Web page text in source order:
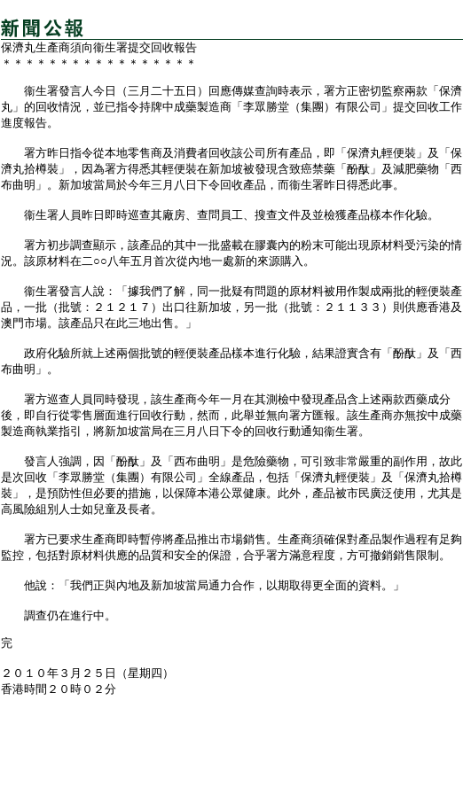
保濟丸生產商須向衞生署提交回收報告
＊＊＊＊＊＊＊＊＊＊＊＊＊＊＊＊＊
衞生署發言人今日（三月二十五日）回應傳媒查詢時表示，署方正密切監察兩款「保濟
丸」的回收情況，並已指令持牌中成藥製造商「李眾勝堂（集團）有限公司」提交回收工作
進度報告。
署方昨日指令從本地零售商及消費者回收該公司所有產品，即「保濟丸輕便裝」及「保
濟丸拾樽裝」，因為署方得悉其輕便裝在新加坡被發現含致癌禁藥「酚酞」及減肥藥物「西
布曲明」。新加坡當局於今年三月八日下令回收產品，而衞生署昨日得悉此事。
衞生署人員昨日即時巡查其廠房、查問員工、搜查文件及並檢獲產品樣本作化驗。
署方初步調查顯示，該產品的其中一批盛載在膠囊內的粉末可能出現原材料受污染的情
況。該原材料在二○○八年五月首次從內地一處新的來源購入。
衞生署發言人說：「據我們了解，同一批疑有問題的原材料被用作製成兩批的輕便裝產
品，一批（批號：２１２１７）出口往新加坡，另一批（批號：２１１３３）則供應香港及
澳門市場。該產品只在此三地出售。」
政府化驗所就上述兩個批號的輕便裝產品樣本進行化驗，結果證實含有「酚酞」及「西
布曲明」。
署方巡查人員同時發現，該生產商今年一月在其測檢中發現產品含上述兩款西藥成分
後，即自行從零售層面進行回收行動，然而，此舉並無向署方匯報。該生產商亦無按中成藥
製造商執業指引，將新加坡當局在三月八日下令的回收行動通知衞生署。
發言人強調，因「酚酞」及「西布曲明」是危險藥物，可引致非常嚴重的副作用，故此
是次回收「李眾勝堂（集團）有限公司」全線產品，包括「保濟丸輕便裝」及「保濟丸拾樽
裝」，是預防性但必要的措施，以保障本港公眾健康。此外，產品被市民廣泛使用，尤其是
高風險組別人士如兒童及長者。
署方已要求生產商即時暫停將產品推出市場銷售。生產商須確保對產品製作過程有足夠
監控，包括對原材料供應的品質和安全的保證，合乎署方滿意程度，方可撤銷銷售限制。
他說：「我們正與內地及新加坡當局通力合作，以期取得更全面的資料。」
調查仍在進行中。
完
２０１０年３月２５日（星期四）
香港時間２０時０２分